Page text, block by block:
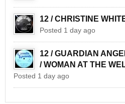
12 / CHRISTINE
Posted 1 day ago
12 / GUARDIAN
/ WOMAN AT THE
Posted 1 day ago